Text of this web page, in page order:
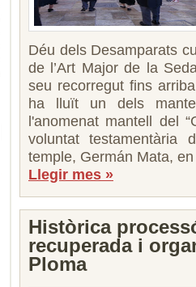
Déu dels Desamparats
de l’Art Major de la
seu recorregut fins
ha lluït un dels
l'anomenat mantell del
voluntat
temple, Germán Mata,
Llegir mes »
Històrica
recuperada i
Ploma